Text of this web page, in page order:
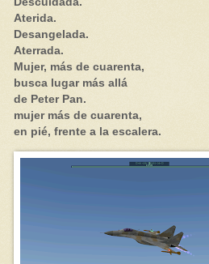
Aterida.
Desangelada.
Aterrada.
Mujer, más de cuarenta,
busca lugar más allá
de Peter Pan.
mujer más de cuarenta,
en pié, frente a la escalera.